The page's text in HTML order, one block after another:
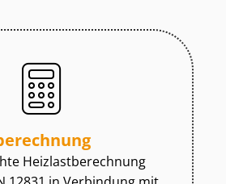
Heiz­last­be­rech­nung